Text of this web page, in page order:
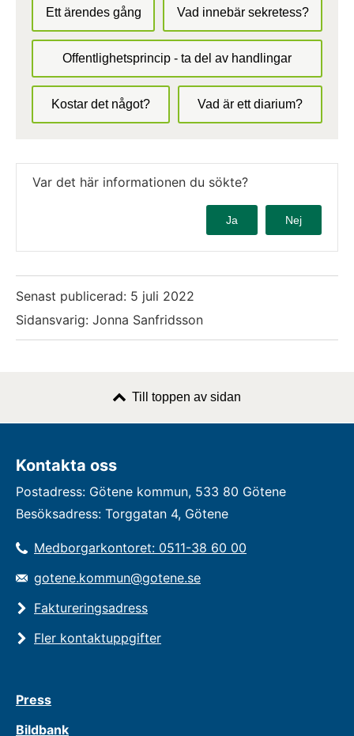
Ett ärendes gång Vad innebär sekretess?
Offentlighetsprincip - ta del av handlingar
Kostar det något? Vad är ett diarium?
Var det här informationen du sökte?
Ja Nej
Senast publicerad: 5 juli 2022
Sidansvarig: Jonna Sanfridsson
Till toppen av sidan
Kontakta oss
Postadress: Götene kommun, 533 80 Götene
Besöksadress: Torggatan 4, Götene
Medborgarkontoret: 0511-38 60 00
gotene.kommun@gotene.se
Faktureringsadress
Fler kontaktuppgifter
Press
Bildbank